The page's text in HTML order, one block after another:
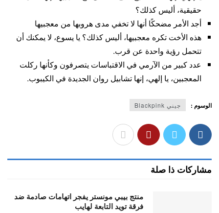
حقيقية، أليس كذلك؟
أجد الأمر مضحكًا أنها لا تخفي مدى هروبها من معجبيها
هذه الأخت تكره معجبيها، أليس كذلك؟ يا يسوع، لا يمكنك أن
تتحمل رؤية واحدة عن قرب.
عدد كبير من الآرمي في الاقتباسات يتصرفون وكأنها ركلت
المعجبين، يا إلهي، إنها تشابيل روان الجديدة في الكيبوب.
الوسوم : جيني Blackpink
مشاركات ذا صلة
منتج بيبي مونستر يفجر اتهامات صادمة ضد
فرقة تويد التابعة لهايب